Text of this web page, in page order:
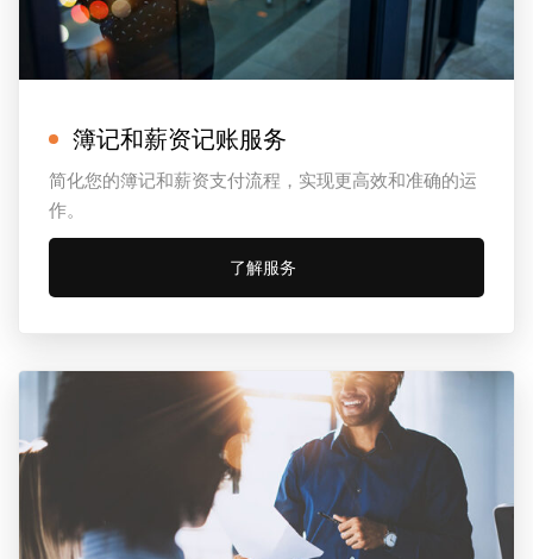
簿记和薪资记账服务
简化您的簿记和薪资支付流程，实现更高效和准确的运
作。
了解服务